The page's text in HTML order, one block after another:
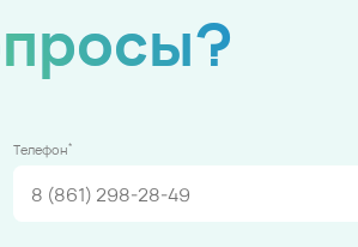
Телефон*